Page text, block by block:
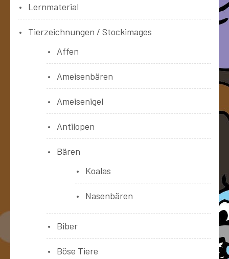
Lernmaterial
Tierzeichnungen / Stockimages
Affen
Ameisenbären
Ameisenigel
Antilopen
Bären
Koalas
Nasenbären
Biber
Böse Tiere